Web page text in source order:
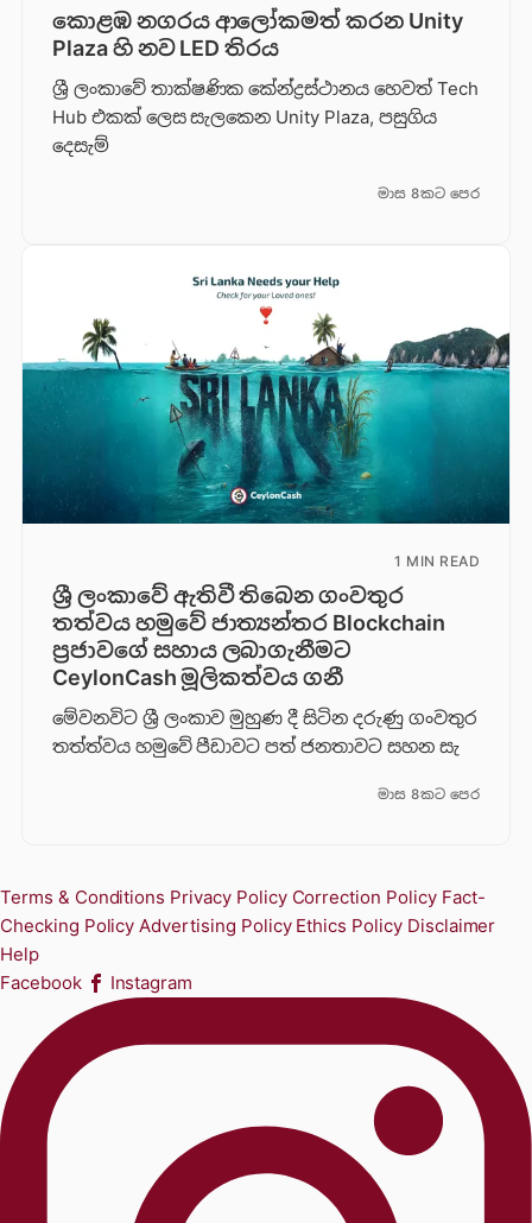
කොළඹ නගරය ආලෝකමත් කරන Unity
Plaza හි නව LED තිරය
ශ්‍රී ලංකාවේ තාක්ෂණික කේන්ද්‍රස්ථානය හෙවත් Tech
Hub එකක් ලෙස සැලකෙන Unity Plaza, පසුගිය
දෙසැම්
මාස 8කට පෙර
1 MIN READ
ශ්‍රී ලංකාවේ ඇතිවී තිබෙන ගංවතුර
තත්වය හමුවේ ජාත්‍යන්තර Blockchain
ප්‍රජාවගේ සහාය ලබාගැනීමට
CeylonCash මූලිකත්වය ග​නී
මේවනවිට ශ්‍රී ලංකාව මුහුණ දී සිටින දරුණු ගංවතුර
තත්ත්වය හමුවේ පීඩාවට පත් ජනතාවට සහන සැ
මාස 8කට පෙර
Terms & Conditions Privacy Policy Correction Policy Fact-
Checking Policy Advertising Policy Ethics Policy Disclaimer
Help
Facebook
Instagram